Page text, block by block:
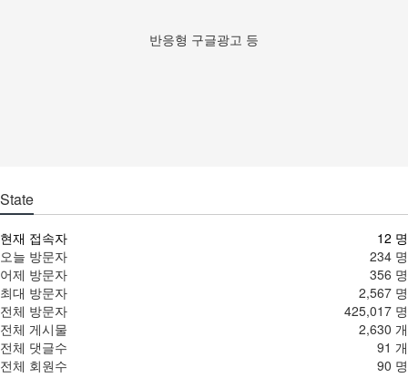
반응형 구글광고 등
State
현재 접속자
12 명
오늘 방문자
234 명
어제 방문자
356 명
최대 방문자
2,567 명
전체 방문자
425,017 명
전체 게시물
2,630 개
전체 댓글수
91 개
전체 회원수
90 명